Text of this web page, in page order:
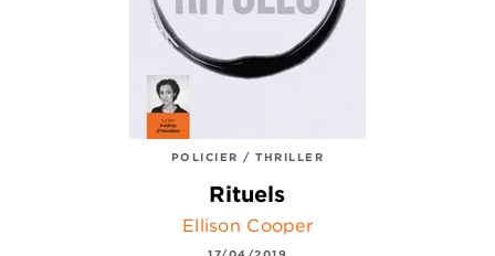
POLICIER / THRILLER
Rituels
Ellison Cooper